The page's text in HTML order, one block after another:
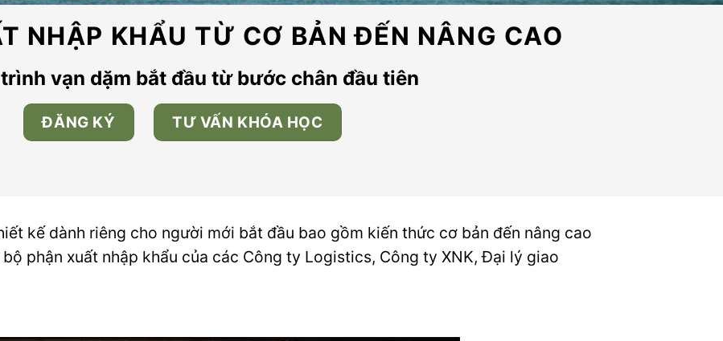
NHẬP KHẨU TỪ CƠ BẢN ĐẾN NÂNG CAO
vạn dặm bắt đầu từ bước chân đầu tiên
ĐĂNG KÝ TƯ VẤN KHÓA HỌC
kế dành riêng cho người mới bắt đầu bao gồm kiến thức cơ bản đến nâng cao
phận xuất nhập khẩu của các Công ty Logistics, Công ty XNK, Đại lý giao